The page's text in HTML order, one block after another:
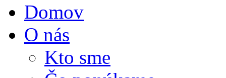
Domov
O nás
Kto sme